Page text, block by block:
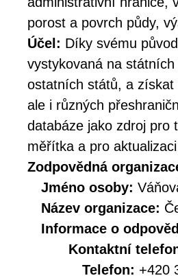
porost a povrch půdy,
Účel: Díky svému
vystykovaná na
ostatních států, a
ale i různých
databáze jako zdroj pro
měřítka a pro
Zodpovědná
Jméno osoby:
Název organizace:
Informace o
Kontaktní
Telefon: +420